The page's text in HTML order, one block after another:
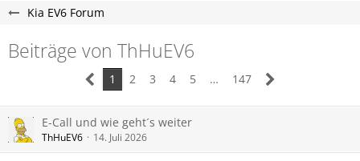
Kia EV6 Forum
Beiträge von ThHuEV6
1 2 3 4 5 … 147
E-Call und wie geht´s weiter
ThHuEV6 14. Juli 2026